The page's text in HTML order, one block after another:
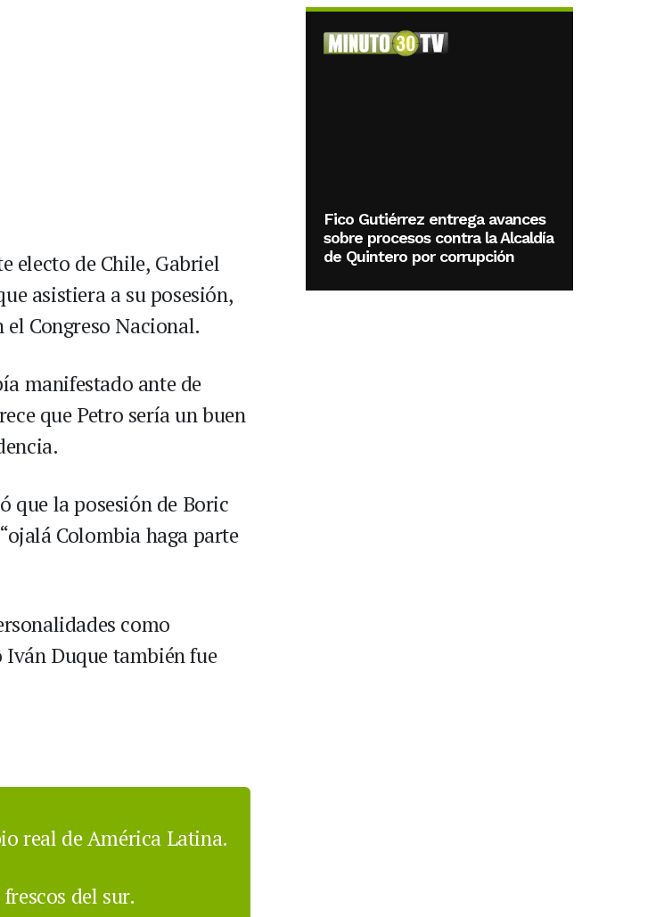
electo de Chile, Gabriel
asistiera a su posesión,
Congreso Nacional.
manifestado ante de
que Petro sería un buen
que la posesión de Boric
Colombia haga parte
como
Duque también fue
real de América Latina.
del sur.
Fico Gutiérrez entrega avances
sobre procesos contra la Alcaldía
de Quintero por corrupción